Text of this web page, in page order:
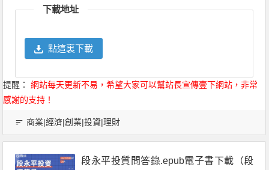
下載地址
點這裏下載
提醒：
網站每天更新不易，希望大家可以幫站長宣傳壹下網站，非常
感謝的支持！
商業|經濟|創業|投資|理財
段永平投質問答錄.epub電子書下載（段